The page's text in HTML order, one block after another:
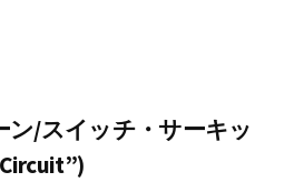
/スイッチ・サーキッ